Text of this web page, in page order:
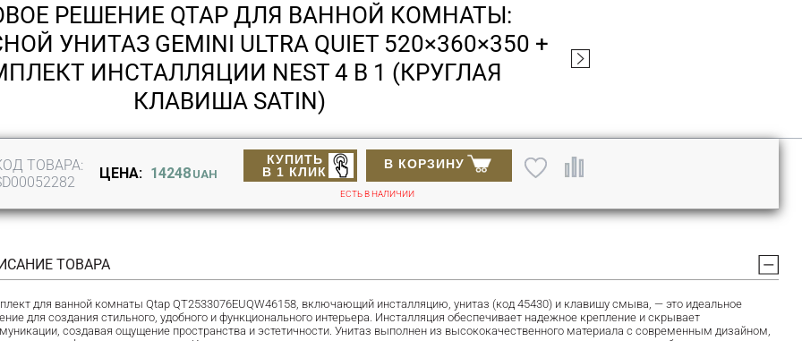
РЕШЕНИЕ QTAP ДЛЯ ВАННОЙ КОМНАТЫ:
УНИТАЗ GEMINI ULTRA QUIET 520×360×350 +
ИНСТАЛЛЯЦИИ NEST 4 В 1 (КРУГЛАЯ
КЛАВИША SATIN)
ТОВАРА:
ЦЕНА: 14248 UAH
В КОРЗИНУ
КУПИТЬ
В 1 КЛИК
ЕСТЬ В НАЛИЧИИ
ТОВАРА
для ванной комнаты Qtap QT2533076EUQW46158, включающий инсталляцию, унитаз (код 45430) и клавишу смыва, — это идеальное
для создания стильного, удобного и функционального интерьера. Инсталляция обеспечивает надежное крепление и скрывает
создавая ощущение пространства и эстетичности. Унитаз выполнен из высококачественного материала с современным дизайном,